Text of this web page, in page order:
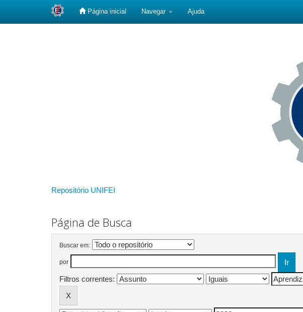
Página inicial Navegar Ajuda
Repositório UNIFEI
Página de Busca
Buscar em:
por
Filtros correntes: